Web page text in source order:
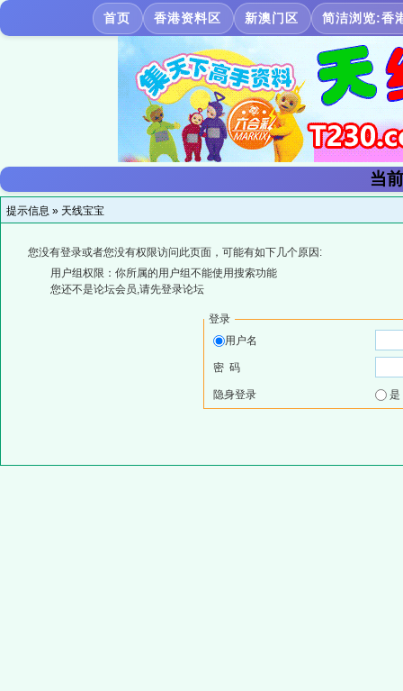
首页 香港资料区 新澳门区 简洁浏览:香
当
提示信息 » 天线宝宝
您没有登录或者您没有权限访问此页面，可能有如下几个原因:
用户组权限：你所属的用户组不能使用搜索功能
您还不是论坛会员,请先登录论坛
登录
用户名
密 码
隐身登录